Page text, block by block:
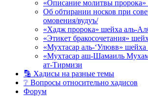
«Описание молитвы
Об обтирании носков при
омовения/вудуъ/
«Хадж пророка» шейха аль-
«Этикет бракосочетания»
«Мухтасар аль-‘Улювв»
«Мухтасар аш-Шамаиль
ат-Тирмизи
🔡 Хадисы на разные темы
❔ Вопросы относительно хадисов
Форум